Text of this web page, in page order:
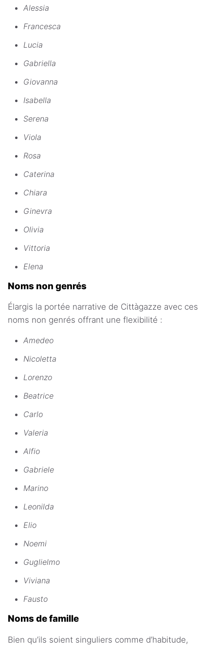
Alessia
Francesca
Lucia
Gabriella
Giovanna
Isabella
Serena
Viola
Rosa
Caterina
Chiara
Ginevra
Olivia
Vittoria
Elena
Noms non genrés
Élargis la portée narrative de Cittàgazze avec ces
noms non genrés offrant une flexibilité :
Amedeo
Nicoletta
Lorenzo
Beatrice
Carlo
Valeria
Alfio
Gabriele
Marino
Leonilda
Elio
Noemi
Guglielmo
Viviana
Fausto
Noms de famille
Bien qu’ils soient singuliers comme d’habitude,